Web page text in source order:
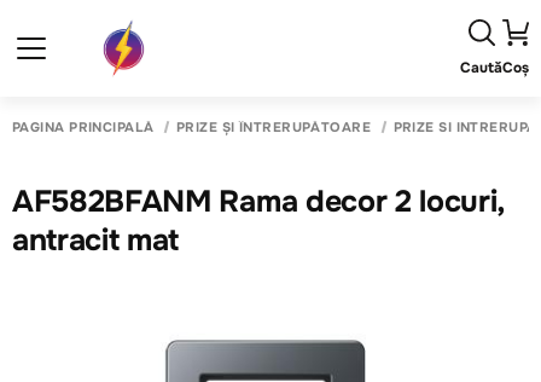
CautăCoș
PAGINA PRINCIPALĂ PRIZE ȘI ÎNTRERUPĂTOARE PRIZE SI
AF582BFANM Rama decor 2 locuri,
antracit mat